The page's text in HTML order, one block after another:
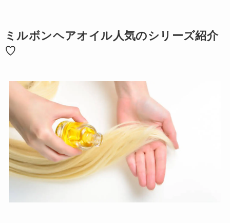
ミルボンヘアオイル人気のシリーズ紹介
♡